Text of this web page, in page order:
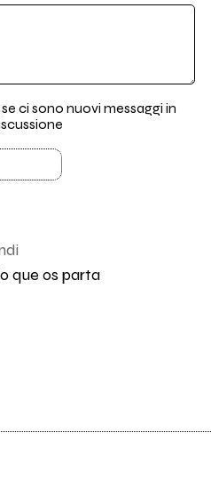
ci sono nuovi messaggi in
que os parta